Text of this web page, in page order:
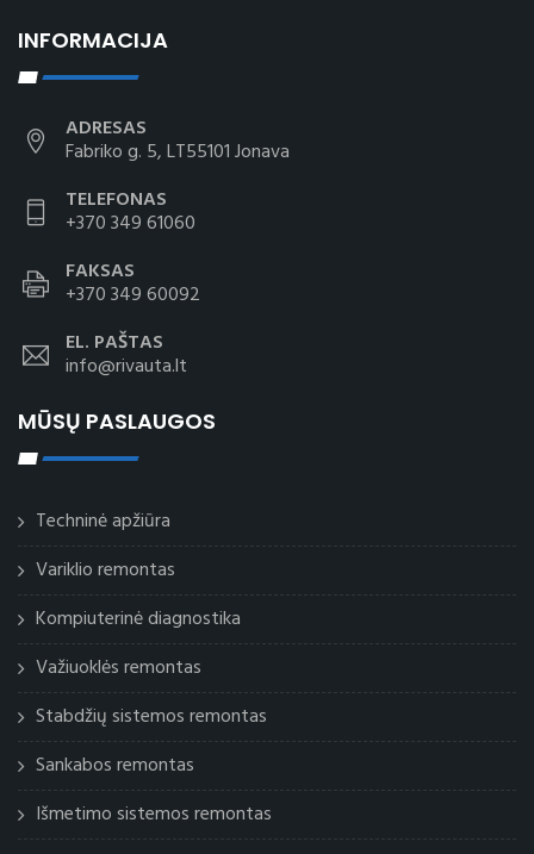
INFORMACIJA
ADRESAS
Fabriko g. 5, LT55101 Jonava
TELEFONAS
+370 349 61060
FAKSAS
+370 349 60092
EL. PAŠTAS
info@rivauta.lt
MŪSŲ PASLAUGOS
Techninė apžiūra
Variklio remontas
Kompiuterinė diagnostika
Važiuoklės remontas
Stabdžių sistemos remontas
Sankabos remontas
Išmetimo sistemos remontas